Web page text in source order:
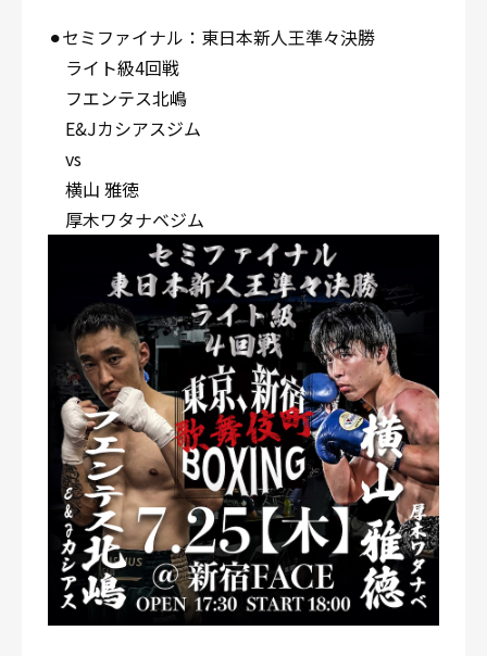
⚫︎セミファイナル：東日本新人王準々決勝
ライト級4回戦
フエンテス北嶋
E&Jカシアスジム
vs
横山 雅徳
厚木ワタナベジム